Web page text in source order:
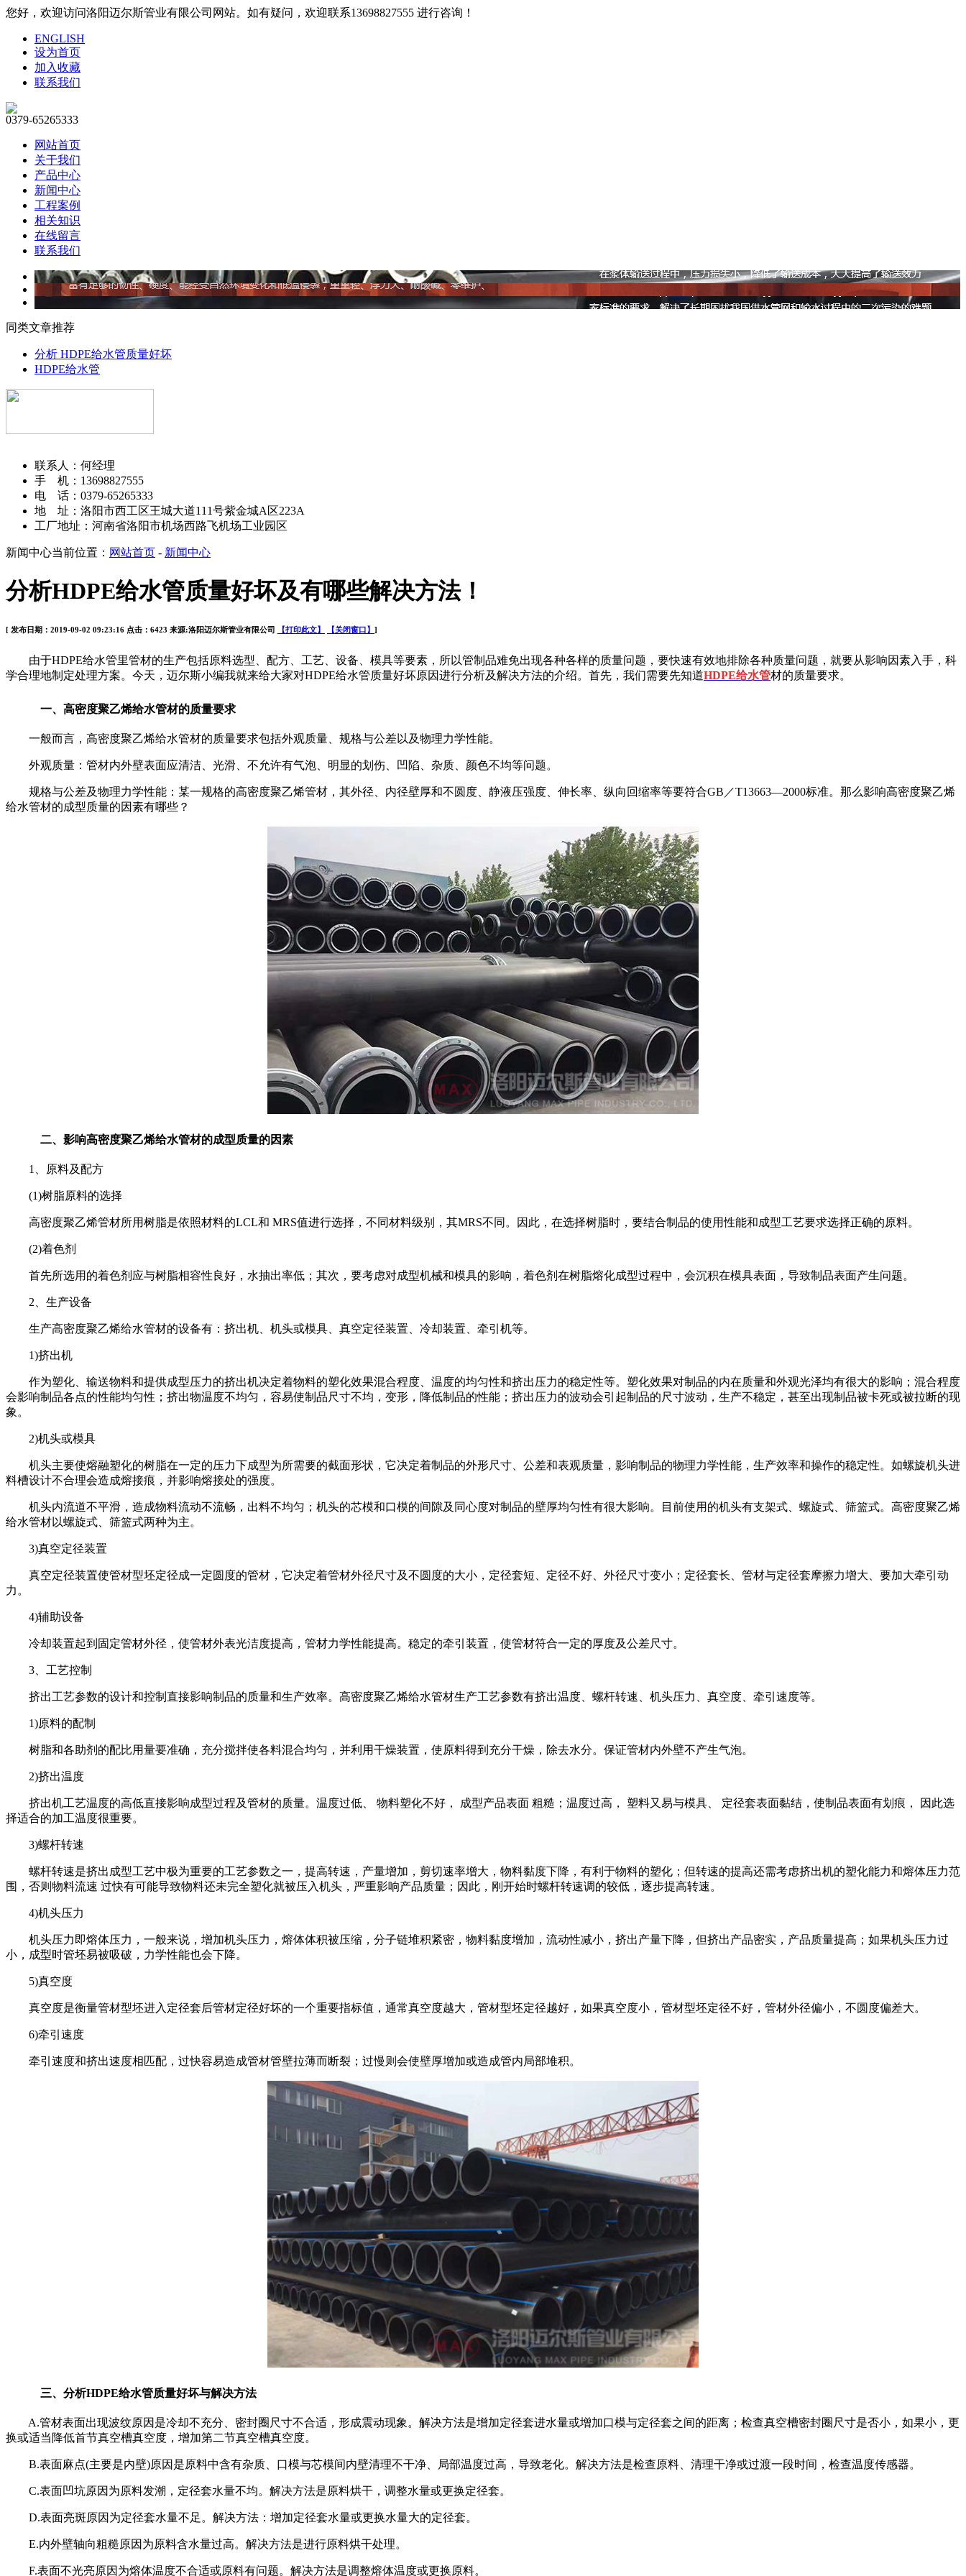
您好，欢迎访问洛阳迈尔斯管业有限公司网站。如有疑问，欢迎联系13698827555 进行咨询！
ENGLISH
设为首页
加入收藏
联系我们
0379-65265333
网站首页
关于我们
产品中心
新闻中心
工程案例
相关知识
在线留言
联系我们
同类文章推荐
分析 HDPE给水管质量好坏
HDPE给水管
联系人：何经理
手 机：13698827555
电 话：0379-65265333
地 址：洛阳市西工区王城大道111号紫金城A区223A
工厂地址：河南省洛阳市机场西路飞机场工业园区
新闻中心当前位置： 网站首页 - 新闻中心
分析HDPE给水管质量好坏及有哪些解决方法！
[ 发布日期：2019-09-02 09:23:16 点击：6423 来源:洛阳迈尔斯管业有限公司 【打印此文】 【关闭窗口】 ]
由于HDPE给水管里管材的生产包括原料选型、配方、工艺、设备、模具等要素，所以管制品难免出现各种各样的质量问题，要快速有效地排除各种质量问题，就要从影响因素入手，科
学合理地制定处理方案。今天，迈尔斯小编我就来给大家对HDPE给水管质量好坏原因进行分析及解决方法的介绍。首先，我们需要先知道HDPE给水管材的质量要求。
一、高密度聚乙烯给水管材的质量要求
一般而言，高密度聚乙烯给水管材的质量要求包括外观质量、规格与公差以及物理力学性能。
外观质量：管材内外壁表面应清洁、光滑、不允许有气泡、明显的划伤、凹陷、杂质、颜色不均等问题。
规格与公差及物理力学性能：某一规格的高密度聚乙烯管材，其外径、内径壁厚和不圆度、静液压强度、伸长率、纵向回缩率等要符合GB ／T13663—2000标准。那么影响高密度聚乙烯
给水管材的成型质量的因素有哪些？
二、影响高密度聚乙烯给水管材的成型质量的因素
1 、原料及配方
(1)树脂原料的选择
高密度聚乙烯管材所用树脂是依照材料的LCL和 MRS值进行选择，不同材料级别，其MRS不同。因此，在选择树脂时，要结合制品的使用性能和成型工艺要求选择正确的原料。
(2)着色剂
首先所选用的着色剂应与树脂相容性良好，水抽出率低；其次，要考虑对成型机械和模具的影响，着色剂在树脂熔化成型过程中，会沉积在模具表面，导致制品表面产生问题。
2 、生产设备
生产高密度聚乙烯给水管材的设备有：挤出机、机头或模具、真空定径装置、冷却装置、牵引机等。
1)挤出机
作为塑化、输送物料和提供成型压力的挤出机决定着物料的塑化效果混合程度、温度的均匀性和挤出压力的稳定性等。塑化效果对制品的内在质量和外观光泽均有很大的影响；混合程度
会影响制品各点的性能均匀性；挤出物温度不均匀，容易使制品尺寸不均，变形，降低制品的性能；挤出压力的波动会引起制品的尺寸波动，生产不稳定，甚至出现制品被卡死或被拉断的现
象。
2)机头或模具
机头主要使熔融塑化的树脂在一定的压力下成型为所需要的截面形状，它决定着制品的外形尺寸、公差和表观质量，影响制品的物理力学性能，生产效率和操作的稳定性。如螺旋机头进
料槽设计不合理会造成熔接痕，并影响熔接处的强度。
机头内流道不平滑，造成物料流动不流畅，出料不均匀；机头的芯模和口模的间隙及同心度对制品的壁厚均匀性有很大影响。目前使用的机头有支架式、螺旋式、筛篮式。高密度聚乙烯
给水管材以螺旋式、筛篮式两种为主。
3)真空定径装置
真空定径装置使管材型坯定径成一定圆度的管材，它决定着管材外径尺寸及不圆度的大小，定径套短、定径不好、外径尺寸变小；定径套长、管材与定径套摩擦力增大、要加大牵引动
力。
4)辅助设备
冷却装置起到固定管材外径，使管材外表光洁度提高，管材力学性能提高。稳定的牵引装置，使管材符合一定的厚度及公差尺寸。
3 、工艺控制
挤出工艺参数的设计和控制直接影响制品的质量和生产效率。高密度聚乙烯给水管材生产工艺参数有挤出温度、螺杆转速、机头压力、真空度、牵引速度等。
1)原料的配制
树脂和各助剂的配比用量要准确，充分搅拌使各料混合均匀，并利用干燥装置，使原料得到充分干燥，除去水分。保证管材内外壁不产生气泡。
2)挤出温度
挤出机工艺温度的高低直接影响成型过程及管材的质量。温度过低、 物料塑化不好， 成型产品表面 粗糙；温度过高， 塑料又易与模具、 定径套表面黏结，使制品表面有划痕， 因此选
择适合的加工温度很重要。
3)螺杆转速
螺杆转速是挤出成型工艺中极为重要的工艺参数之一，提高转速，产量增加，剪切速率增大，物料黏度下降，有利于物料的塑化；但转速的提高还需考虑挤出机的塑化能力和熔体压力范
围，否则物料流速 过快有可能导致物料还未完全塑化就被压入机头，严重影响产品质量；因此，刚开始时螺杆转速调的较低，逐步提高转速。
4)机头压力
机头压力即熔体压力，一般来说，增加机头压力，熔体体积被压缩，分子链堆积紧密，物料黏度增加，流动性减小，挤出产量下降，但挤出产品密实，产品质量提高；如果机头压力过
小，成型时管坯易被吸破，力学性能也会下降。
5)真空度
真空度是衡量管材型坯进入定径套后管材定径好坏的一个重要指标值，通常真空度越大，管材型坯定径越好，如果真空度小，管材型坯定径不好，管材外径偏小，不圆度偏差大。
6)牵引速度
牵引速度和挤出速度相匹配，过快容易造成管材管壁拉薄而断裂；过慢则会使壁厚增加或造成管内局部堆积。
三、分析HDPE给水管质量好坏与解决方法
A.管材表面出现波纹原因是冷却不充分、密封圈尺寸不合适，形成震动现象。解决方法是增加定径套进水量或增加口模与定径套之间的距离；检查真空槽密封圈尺寸是否小，如果小，更
换或适当降低首节真空槽真空度，增加第二节真空槽真空度。
B.表面麻点(主要是内壁)原因是原料中含有杂质、口模与芯模间内壁清理不干净、局部温度过高，导致老化。解决方法是检查原料、清理干净或过渡一段时间，检查温度传感器。
C.表面凹坑原因为原料发潮，定径套水量不均。解决方法是原料烘干，调整水量或更换定径套。
D.表面亮斑原因为定径套水量不足。解决方法：增加定径套水量或更换水量大的定径套。
E.内外壁轴向粗糙原因为原料含水量过高。解决方法是进行原料烘干处理。
F.表面不光亮原因为熔体温度不合适或原料有问题。解决方法是调整熔体温度或更换原料。